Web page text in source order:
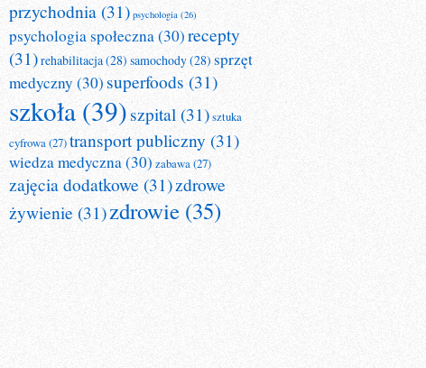
przychodnia (31) psychologia (26)
psychologia społeczna(30)recepty
(31)rehabilitacja(28) samochody(28) sprzęt
medyczny (30) superfoods (31)
szkoła (39)szpital (31)sztuka
cyfrowa(27)transport publiczny (31)
wiedza medyczna(30) zabawa(27)
zajęcia dodatkowe (31)zdrowe
żywienie (31)zdrowie (35)